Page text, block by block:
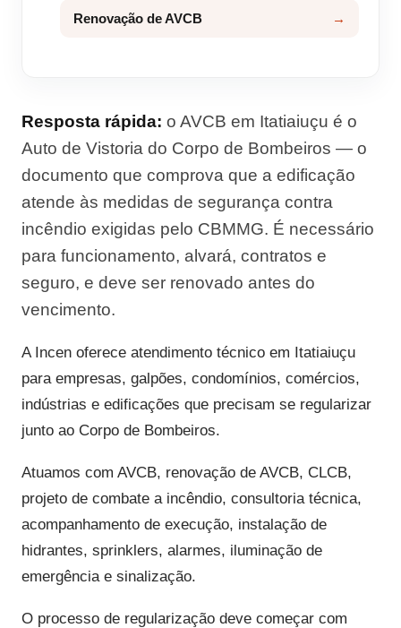
Renovação de AVCB
Resposta rápida: o AVCB em Itatiaiuçu é o
Auto de Vistoria do Corpo de Bombeiros — o
documento que comprova que a edificação
atende às medidas de segurança contra
incêndio exigidas pelo CBMMG. É necessário
para funcionamento, alvará, contratos e
seguro, e deve ser renovado antes do
vencimento.
A Incen oferece atendimento técnico em Itatiaiuçu
para empresas, galpões, condomínios, comércios,
indústrias e edificações que precisam se regularizar
junto ao Corpo de Bombeiros.
Atuamos com AVCB, renovação de AVCB, CLCB,
projeto de combate a incêndio, consultoria técnica,
acompanhamento de execução, instalação de
hidrantes, sprinklers, alarmes, iluminação de
emergência e sinalização.
O processo de regularização deve começar com